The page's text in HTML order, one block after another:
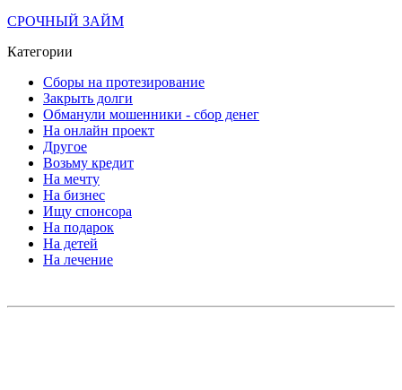
СРОЧНЫЙ ЗАЙМ
Категории
Сборы на протезирование
Закрыть долги
Обманули мошенники - сбор денег
На онлайн проект
Другое
Возьму кредит
На мечту
На бизнес
Ищу спонсора
На подарок
На детей
На лечение